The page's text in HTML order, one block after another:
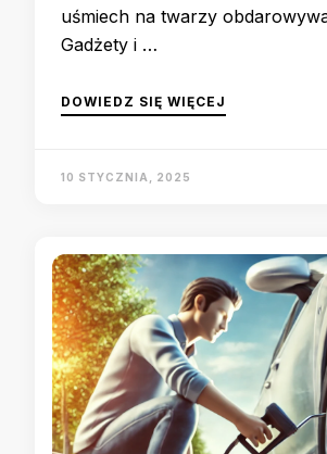
uśmiech na twarzy
Gadżety i …
DOWIEDZ SIĘ WIĘCEJ
10 STYCZNIA, 2025